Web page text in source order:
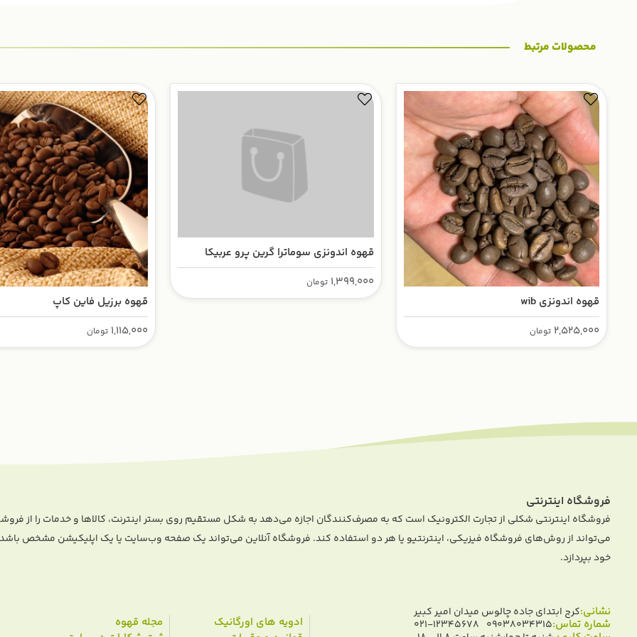
محصولات مرتبط
قهوه اندونزی wib
2,525,000 تومان
قهوه اندونزی سوماترا گرین پرو عربیکا
1,399,000 تومان
قهوه برزیل فاین کاپ
1,115,000 تومان
فروشگاه اینترنتی
فروشگاه اینترنتی شکلی از تجارت الکترونیک است که به مصرف‌کنندگان اجازه می‌دهد به شکل مستقیم روی بستر اینترنت، کالا‌ها و خدمات را از
می‌تواند از روش‌های فروشگاه فیزیکی، اینترنتیو یا هر دو استفاده کند. فروشگاه آنلاین می‌تواند یک صفحه وب‌سایت یا یک اپلیکیشن مشخص باشد
خود بپردازد.
نشانی:کرج ابتدای جاده چالوس میدان امیر کبیر
شماره تماس:09038034315
021-12345678 ادویه های اورگانیک
مجله قهوه